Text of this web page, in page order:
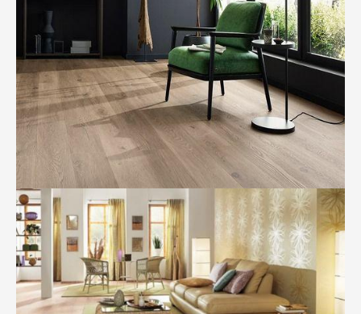
BILD ANZEIGEN